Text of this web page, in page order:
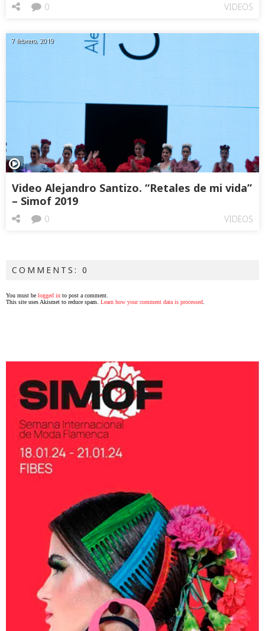
VIDEOS
0
7 febrero, 2019
Video Alejandro Santizo. “Retales de mi vida”
– Simof 2019
VIDEOS
0
COMMENTS: 0
You must be logged in to post a comment.
This site uses Akismet to reduce spam. Learn how your comment data is processed